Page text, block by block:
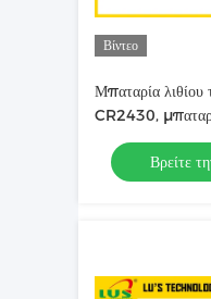
Βίντεο
Μπαταρία λιθίου
CR2430,
1200mah ESL
Βρείτε